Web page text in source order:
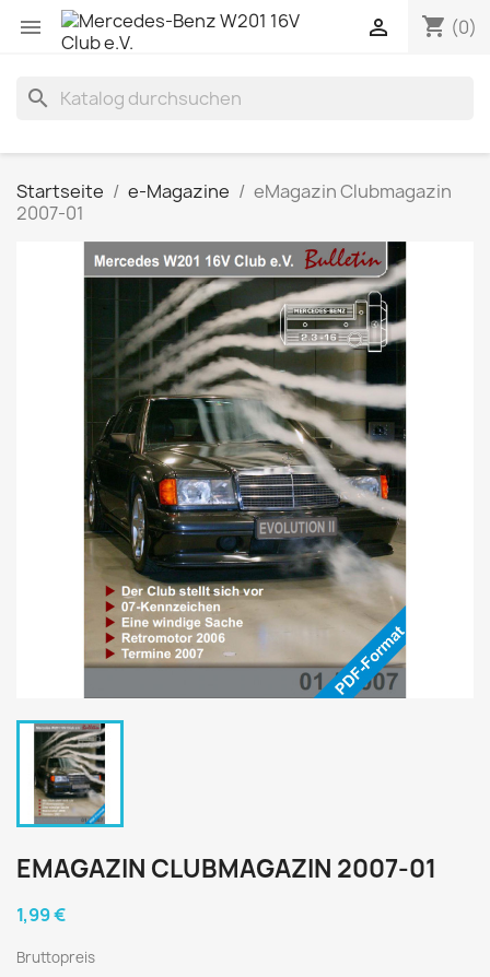
 shopping_cart (0)

search
Startseite e-Magazine
eMagazin Clubmagazin
2007-01
EMAGAZIN CLUBMAGAZIN 2007-01
1,99 €
Bruttopreis